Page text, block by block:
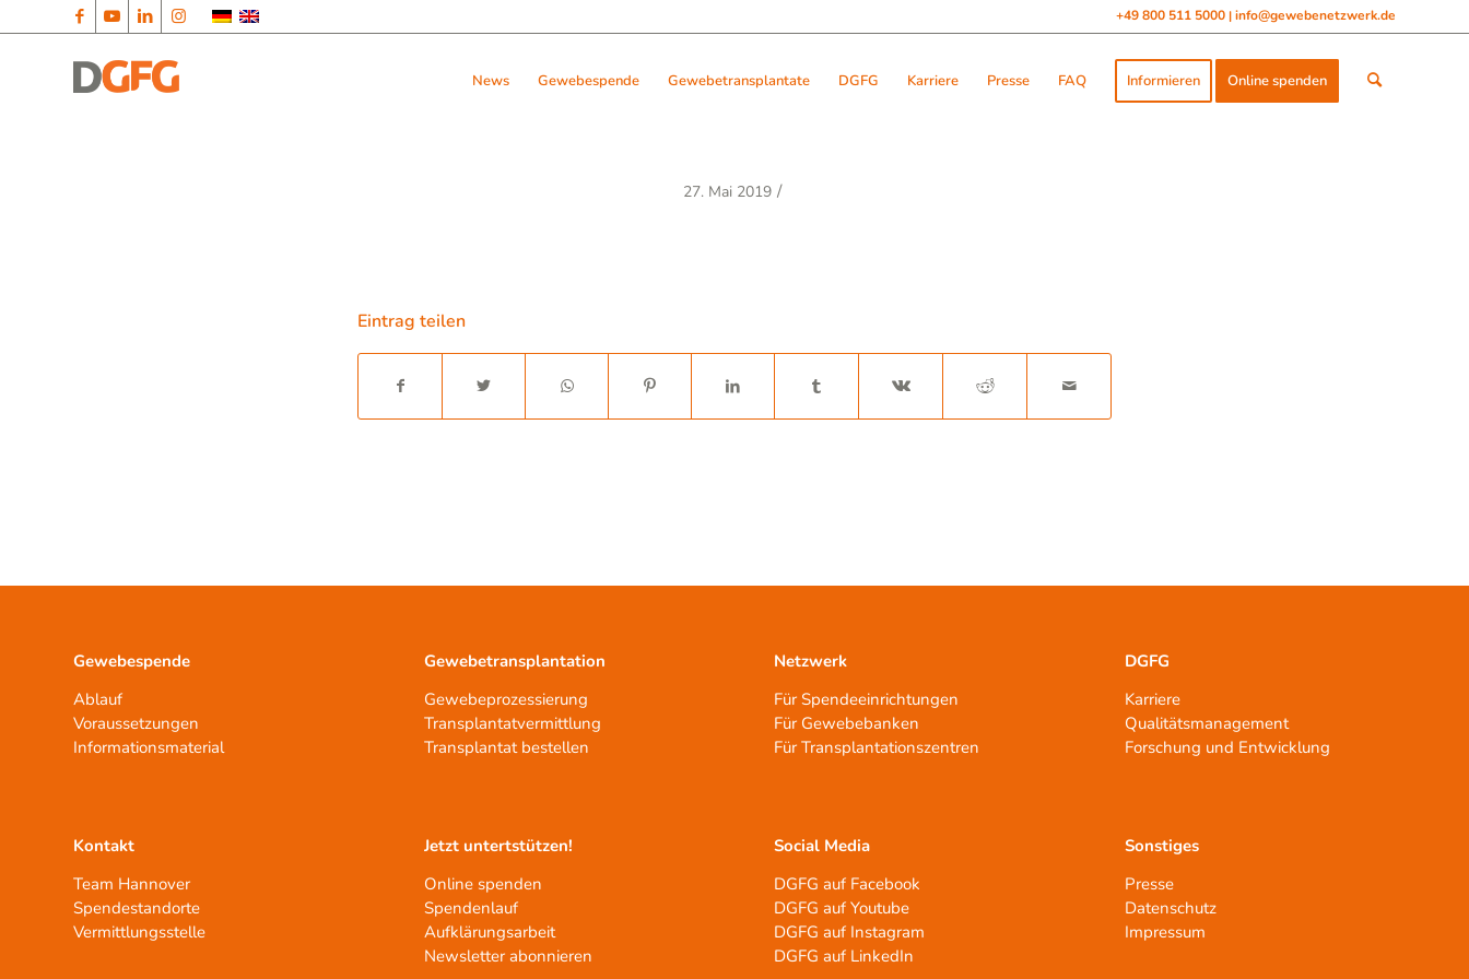
+49 800 511 5000 | info@gewebenetzwerk.de
News Gewebespende Gewebetransplantate DGFG Karriere Presse FAQ Informieren Online spenden
27. Mai 2019 /
Eintrag teilen
Gewebespende
Ablauf
Voraussetzungen
Informationsmaterial
Kontakt
Team Hannover
Spendestandorte
Vermittlungsstelle
Gewebetransplantation
Gewebeprozessierung
Transplantatvermittlung
Transplantat bestellen
Jetzt untertstützen!
Online spenden
Spendenlauf
Aufklärungsarbeit
Newsletter abonnieren
Netzwerk
Für Spendeeinrichtungen
Für Gewebebanken
Für Transplantationszentren
Social Media
DGFG auf Facebook
DGFG auf Youtube
DGFG auf Instagram
DGFG auf LinkedIn
DGFG
Karriere
Qualitätsmanagement
Forschung und Entwicklung
Sonstiges
Presse
Datenschutz
Impressum